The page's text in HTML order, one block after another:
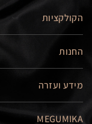
הקולקציות
החנות
מידע ועזרה
MEGUMIKA